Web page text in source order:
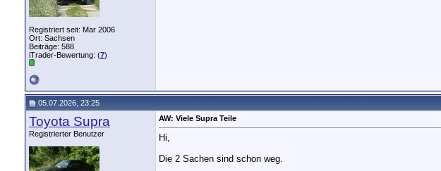
Registriert seit: Mar 2006
Ort: Sachsen
Beiträge: 588
iTrader-Bewertung: (7)
05.07.2026, 23:25
Toyota Supra
Registrierter Benutzer
AW: Viele Supra Teile
Hi,
Die 2 Sachen sind schon weg.